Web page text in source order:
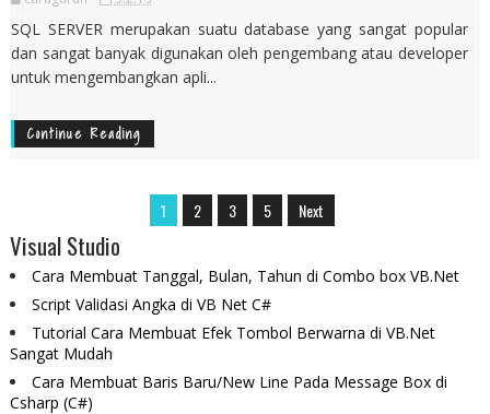
SQL SERVER merupakan suatu database yang sangat popular
dan sangat banyak digunakan oleh pengembang atau developer
untuk mengembangkan apli...
Continue Reading
1 2 3 5 Next
Visual Studio
Cara Membuat Tanggal, Bulan, Tahun di Combo box VB.Net
Script Validasi Angka di VB Net C#
Tutorial Cara Membuat Efek Tombol Berwarna di VB.Net
Sangat Mudah
Cara Membuat Baris Baru/New Line Pada Message Box di
Csharp (C#)